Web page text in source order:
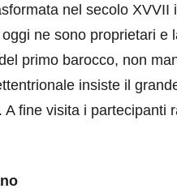
nel secolo XVVII
ne sono proprietari e
primo barocco, non
insiste il
fine visita i partecipanti
il Viaggio